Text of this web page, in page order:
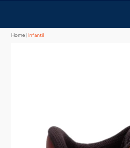
Home Infantil